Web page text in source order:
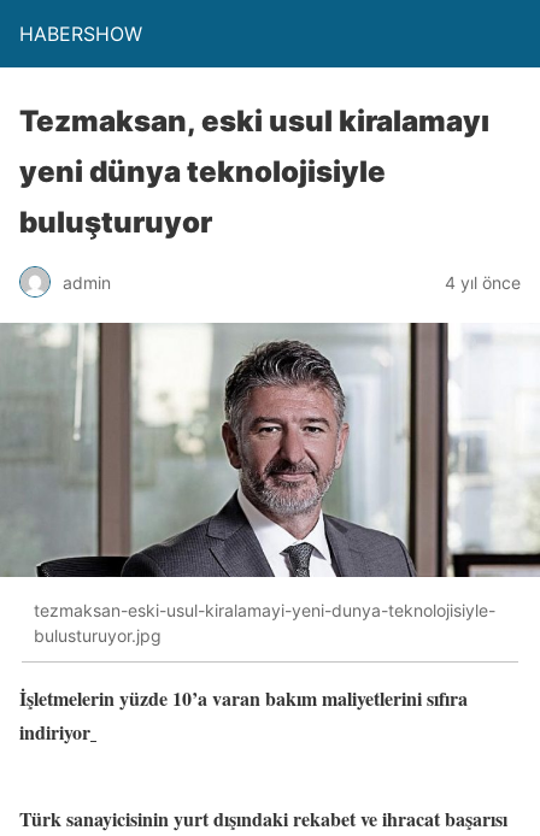
HABERSHOW
Tezmaksan, eski usul kiralamayı
yeni dünya teknolojisiyle
buluşturuyor
admin 4 yıl önce
tezmaksan-eski-usul-kiralamayi-yeni-dunya-teknolojisiyle-
bulusturuyor.jpg
İşletmelerin yüzde 10’a varan bakım maliyetlerini sıfıra
indiriyor
Türk sanayicisinin yurt dışındaki rekabet ve ihracat başarısı